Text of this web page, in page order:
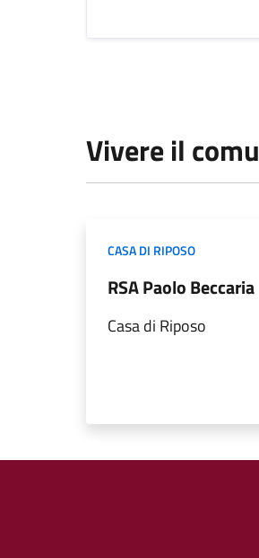
Vivere il
CASA DI RIPOSO
RSA Paolo Beccaria
Casa di Riposo